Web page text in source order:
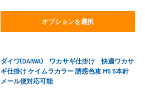
価
オプションを選択
ダイワ(DAIWA) ワカサギ仕掛け 快適ワカサ
ギ仕掛け ケイムラカラー 誘惑色攻 M5 5本針
メール便対応可能